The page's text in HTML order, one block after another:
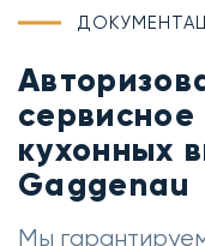
кухонных
Gaggenau
Мы